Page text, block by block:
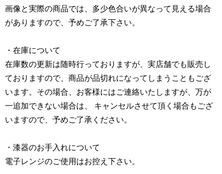
画像と実際の商品では、多少色合いが異なって見える場合
がありますので、予めご了承下さい。
・在庫について
在庫数の更新は随時行っておりますが、実店舗でも販売し
ておりますので、商品が品切れになってしまうこともござ
います。その場合、お客様にはご連絡いたしますが、万が
一追加できない場合は、 キャンセルさせて頂く場合もござ
いますので、予めご了承ください。
・漆器のお手入れについて
電子レンジのご使用はお控え下さい。